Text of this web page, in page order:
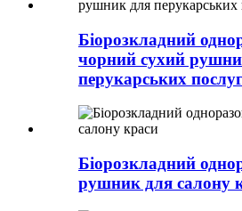
Біорозкладний
чорний сухий
перукарських
Біорозкладний
рушник для салону